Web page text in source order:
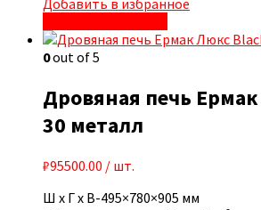
0out of 5
Дровяная печь
30 металл
₽95500.00 / шт.
Ш x Г x В-495×780×905 мм